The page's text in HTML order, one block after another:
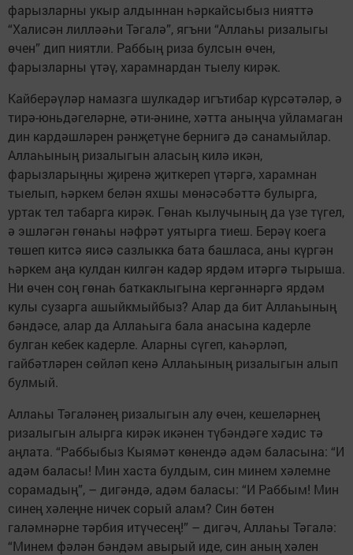
фарызларны укыр алдыннан һәркайсыбыз нияттә
“Халисән лилләәһи Тәгалә”, ягъни “Аллаһы ризалыгы
өчен” дип ниятли. Раббың риза булсын өчен,
фарызларны үтәү, харамнардан тыелу кирәк.
Кайберәүләр намазга шулкадәр игътибар күрсәтәләр, ә
тирә-юньдәгеләрне, әти-әнине, хәтта аныңча уйламаган
дин кардәшләрен рәнҗетүне бернигә дә санамыйлар.
Аллаһының ризалыгын аласың килә икән,
фарызларыңны җиренә җиткереп үтәргә, харамнан
тыелып, һәркем белән яхшы мөнәсәбәттә булырга,
уртак тел табарга кирәк. Гөнаһ кылучының да үзе түгел,
ә эшләгән гөнаһы нәфрәт уятырга тиеш. Берәү коега
төшеп китсә яисә сазлыкка бата башласа, аны күргән
һәркем аңа кулдан килгән кадәр ярдәм итәргә тырыша.
Ни өчен соң гөнаһ баткаклыгына кергәннәргә ярдәм
кулы сузарга ашыйкмыйбыз? Алар да бит Аллаһының
бәндәсе, алар да Аллаһыга бала анасына кадерле
булган кебек кадерле. Аларны сүгеп, каһәрләп,
гайбәтләрен сөйләп кенә Аллаһының ризалыгын алып
булмый.
Аллаһы Тәгаләнең ризалыгын алу өчен, кешеләрнең
ризалыгын алырга кирәк икәнен түбәндәге хәдис тә
аңлата. “Раббыбыз Кыямәт көнендә адәм баласына: “И
адәм баласы! Мин хаста булдым, син минем хәлемне
сорамадың”, – дигәндә, адәм баласы: “И Раббым! Мин
синең хәлеңне ничек сорый алам? Син бөтен
галәмнәрне тәрбия итүчесең!” – дигәч, Аллаһы Тәгалә:
“Минем фәлән бәндәм авырый иде, син аның хәлен